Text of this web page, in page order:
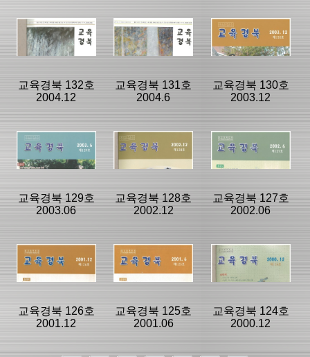
분류명 : 교육경
북
|
2017/12/09
분류명 : 교육경
북
|
2017/12/09
분류명 : 교육경
|
2017/12/09
교육경북 132호
2004.12
분류명 : 교육경
북
|
2017/12/09
문:184
교육경북 131호
2004.6
분류명 : 교육경
북
|
2017/12/09
문:419
교육경북 130호
2003.12
분류명 : 교육경
북
|
2017/12/09
문:108
교육경북 129호
2003.06
분류명 : 교육경
북
|
등록일 :
교육경북 128호
2002.12
분류명 : 교육경
북
|
등록일 :
교육경북 127호
2002.06
분류명 : 교육경
북
|
등록일 :
교육경북 126호
2001.12
교육경북 125호
2001.06
교육경북 124호
2000.12